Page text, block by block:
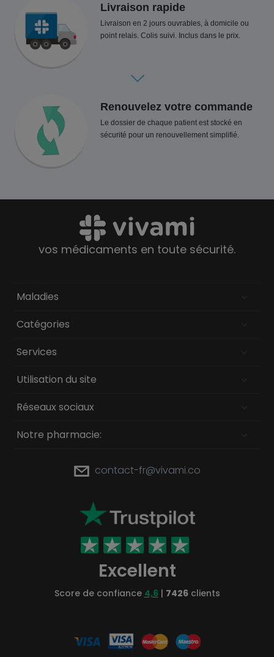
Livraison rapide
Livraison en 2 jours ouvrables, à domicile ou
point relais. Colis suivi. Inclus dans le prix.
Renouvelez votre commande
Le dossier de chaque patient est stocké en
sécurité pour un renouvellement simplifié.
vos médicaments en toute sécurité.
Maladies
Catégories
Services
Utilisation du site
Réseaux sociaux
Notre pharmacie:
contact-fr@vivami.co
Excellent
Score de confiance 4,6| 7426clients